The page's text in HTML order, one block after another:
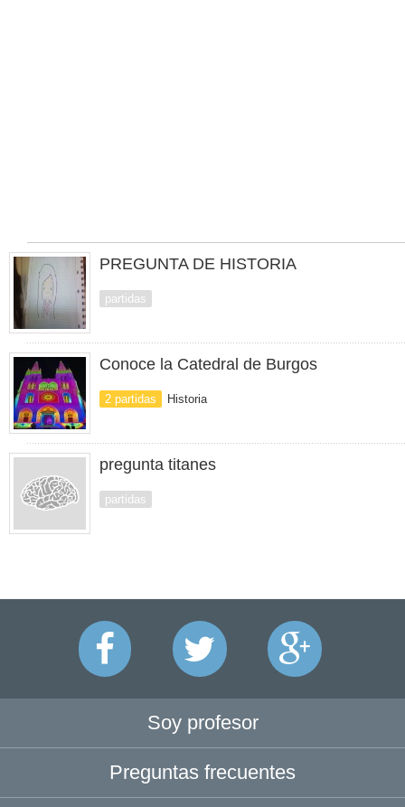
PREGUNTA DE HISTORIA
partidas
Conoce la Catedral de Burgos
2 partidas Historia
pregunta titanes
partidas
Soy profesor
Preguntas frecuentes